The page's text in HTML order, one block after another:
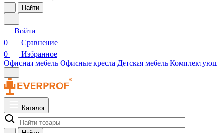
Найти
Войти
0
Сравнение
0
Избранное
Офисная мебель Офисные кресла Детская мебель
Каталог